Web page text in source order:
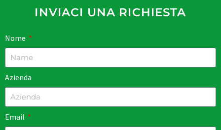
INVIACI UNA RICHIESTA
Nome
Azienda
Email